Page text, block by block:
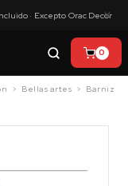
· Excepto Orac Decor
×
0
Bellas artes
Barniz